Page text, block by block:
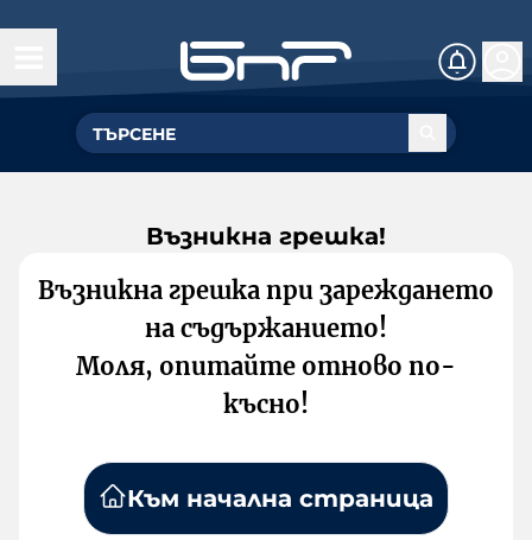
Възникна грешка!
Възникна грешка при зареждането
на съдържанието!
Моля, опитайте отново по-
късно!
Към начална страница